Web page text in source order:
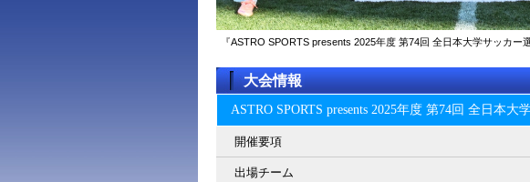
『ASTRO SPORTS presents 2025年度 第74回 全⽇本⼤学サッカー
大会情報
ASTRO SPORTS presents 2025年度 第74回 全⽇本⼤
開催要項
出場チーム